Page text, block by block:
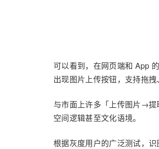
可以看到，在网页端和 App
出现图片上传按钮，支持拖拽
与市面上许多「上传图片→
空间逻辑甚至文化语境。
根据灰度用户的广泛测试，识